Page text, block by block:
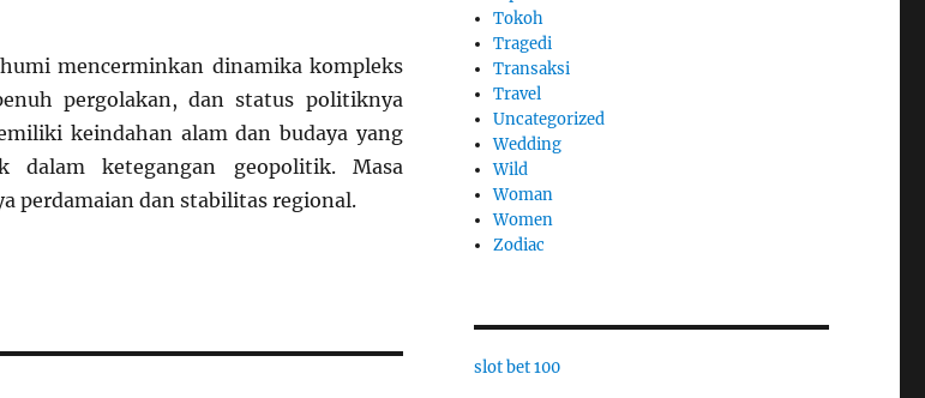
mencerminkan dinamika kompleks
pergolakan, dan status politiknya
keindahan alam dan budaya yang
dalam ketegangan geopolitik. Masa
perdamaian dan stabilitas regional.
Tokoh
Tragedi
Transaksi
Travel
Uncategorized
Wedding
Wild
Woman
Women
Zodiac
slot bet 100